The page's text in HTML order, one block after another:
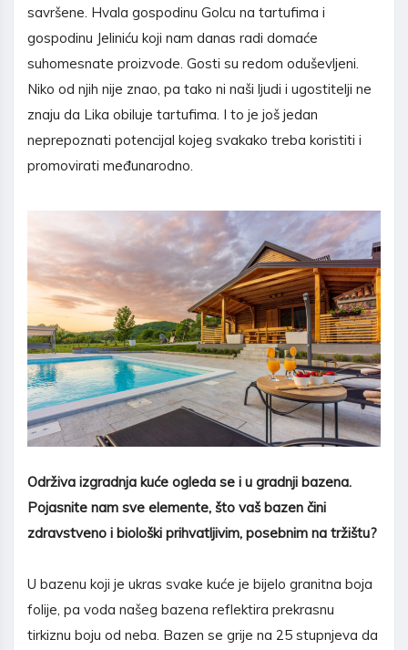
savršene. Hvala gospodinu Golcu na tartufima i
gospodinu Jeliniću koji nam danas radi domaće
suhomesnate proizvode. Gosti su redom oduševljeni.
Niko od njih nije znao, pa tako ni naši ljudi i ugostitelji ne
znaju da Lika obiluje tartufima. I to je još jedan
neprepoznati potencijal kojeg svakako treba koristiti i
promovirati međunarodno.
Održiva izgradnja kuće ogleda se i u gradnji bazena.
Pojasnite nam sve elemente, što vaš bazen čini
zdravstveno i biološki prihvatljivim, posebnim na tržištu?
U bazenu koji je ukras svake kuće je bijelo granitna boja
folije, pa voda našeg bazena reflektira prekrasnu
tirkiznu boju od neba. Bazen se grije na 25 stupnjeva da